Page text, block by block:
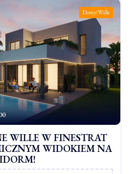
Domy/Wille
WILLE W FINESTRAT
WIDOKIEM NA